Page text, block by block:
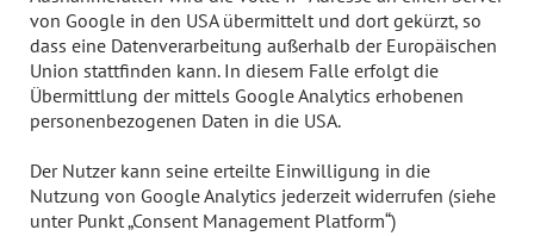
von Google in den USA übermittelt und dort gekürzt, so
dass eine Datenverarbeitung außerhalb der Europäischen
Union stattfinden kann. In diesem Falle erfolgt die
Übermittlung der mittels Google Analytics erhobenen
personenbezogenen Daten in die USA.
Der Nutzer kann seine erteilte Einwilligung in die
Nutzung von Google Analytics jederzeit widerrufen (siehe
unter Punkt „Consent Management Platform“)